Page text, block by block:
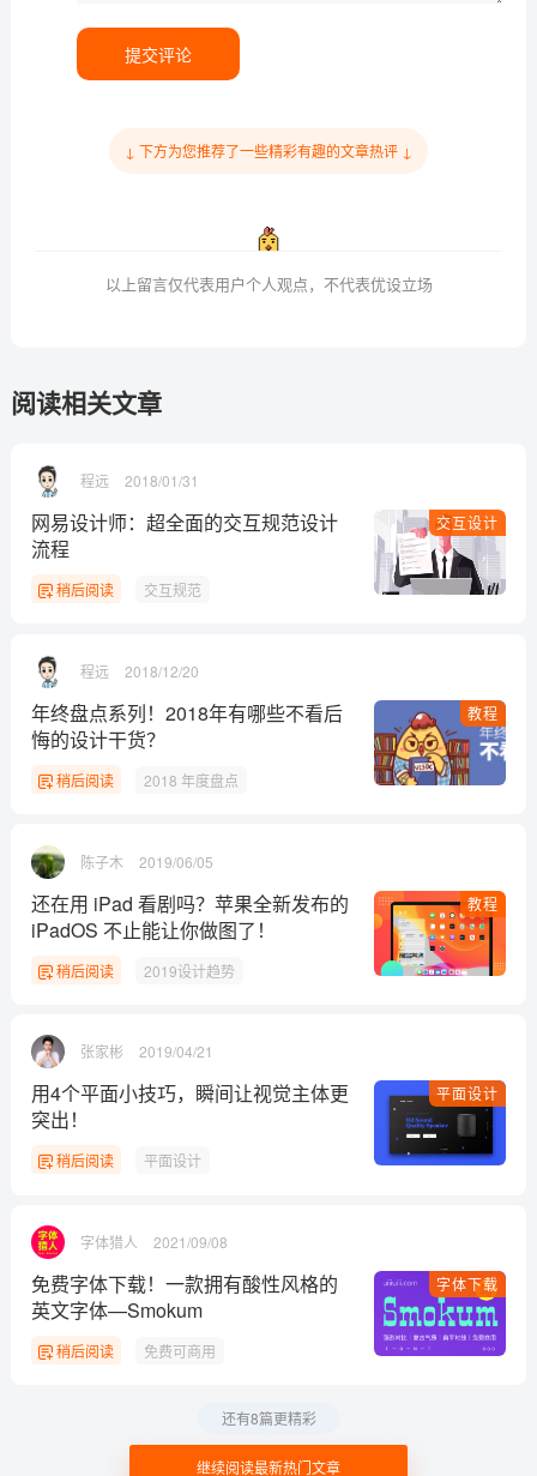
提交评论
↓ 下方为您推荐了一些精彩有趣的文章热评 ↓
以上留言仅代表用户个人观点，不代表优设立场
阅读相关文章
程远 2018/01/31
交互设计
网易设计师：超全面的交互规范设计
流程
稍后阅读 交互规范
程远 2018/12/20
教程
年终盘点系列！2018年有哪些不看后
悔的设计干货？
稍后阅读 2018 年度盘点
陈子木 2019/06/05
教程
还在用 iPad 看剧吗？苹果全新发布的
iPadOS 不止能让你做图了！
稍后阅读 2019设计趋势
张家彬 2019/04/21
平面设计
用4个平面小技巧，瞬间让视觉主体更
突出！
稍后阅读 平面设计
字体猎人 2021/09/08
字体下载
免费字体下载！一款拥有酸性风格的
英文字体—Smokum
稍后阅读 免费可商用
继续阅读最新热门文章
还有8篇更精彩